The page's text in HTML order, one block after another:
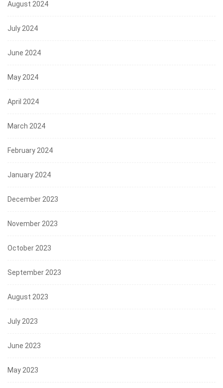
August 2024
July 2024
June 2024
May 2024
April 2024
March 2024
February 2024
January 2024
December 2023
November 2023
October 2023
September 2023
August 2023
July 2023
June 2023
May 2023